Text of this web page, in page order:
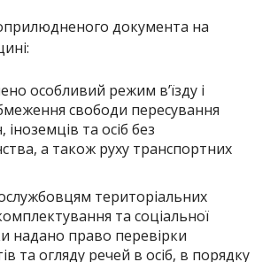
документа на
особливий режим в’їзду і
свободи пересування
іноземців та осіб без
а також руху транспортних
територіальних
та соціальної
надано право перевірки
та огляду речей в осіб, в порядку